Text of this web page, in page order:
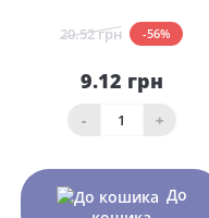
20.52 грн -56%
9.12 грн
- +
До